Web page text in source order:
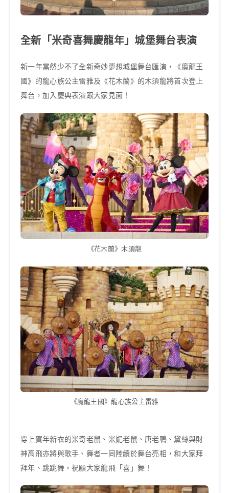
全新「米奇喜舞慶龍年」城堡舞台表演
新一年當然少不了全新奇妙夢想城堡舞台匯演，《魔龍王
國》的龍心族公主雷雅及《花木蘭》的木須龍將首次登上
舞台，加入慶典表演跟大家見面！
《花木蘭》木須龍
《魔龍王國》龍心族公主雷雅
穿上賀年新衣的米奇老鼠、米妮老鼠、唐老鴨、黛絲與財
神高飛亦將與歌手、舞者一同陸續於舞台亮相，和大家拜
拜年、跳跳舞，祝願大家龍飛「喜」舞！